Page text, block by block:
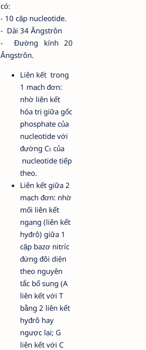
có:
- 10 cặp nucleotide.
- Dài 34 Ăngstrôn
- Đường kính 20
Ăngstrôn.
Liên kết trong
1 mạch đơn:
nhờ liên kết
hóa trị giữa gốc
phosphate của
nucleotide với
đường C­5 của
nucleotide tiếp
theo.
Liên kết giữa 2
mạch đơn: nhờ
mối liên kết
ngang (liên kết
hyđrô) giữa 1
cặp bazơ nitríc
đứng đôi diện
theo nguyên
tắc bổ sung (A
liên kết với T
bằng 2 liên kết
hyđrô hay
ngược lại; G
liên kết với C